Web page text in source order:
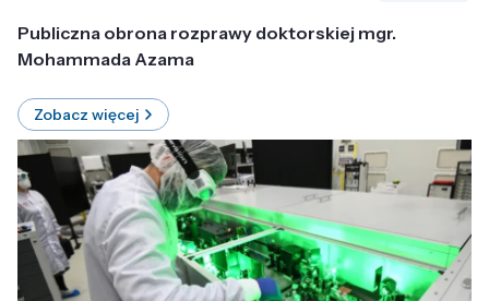
Publiczna obrona rozprawy doktorskiej mgr.
Mohammada Azama
Zobacz więcej